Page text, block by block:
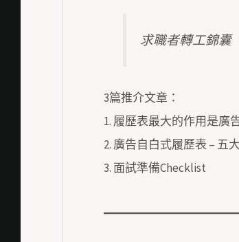
求職者轉工錦囊
3篇推介文章：
1. 履歷表最大的作用是廣
2. 廣告自白式履歷表 – 五
3. 面試準備Checklist